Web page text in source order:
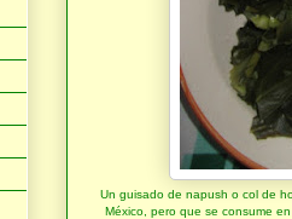
Un guisado de napush o col de
México, pero que se consume